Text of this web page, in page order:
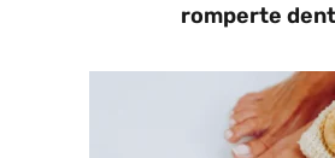
romperte